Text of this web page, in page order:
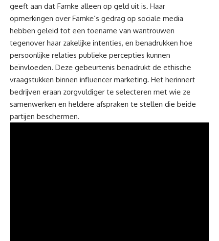
geeft aan dat Famke alleen op geld uit is. Haar
opmerkingen over Famke’s gedrag op sociale media
hebben geleid tot een toename van wantrouwen
tegenover haar zakelijke intenties, en benadrukken hoe
persoonlijke relaties publieke percepties kunnen
beïnvloeden. Deze gebeurtenis benadrukt de ethische
vraagstukken binnen influencer marketing. Het herinnert
bedrijven eraan zorgvuldiger te selecteren met wie ze
samenwerken en heldere afspraken te stellen die beide
partijen beschermen.